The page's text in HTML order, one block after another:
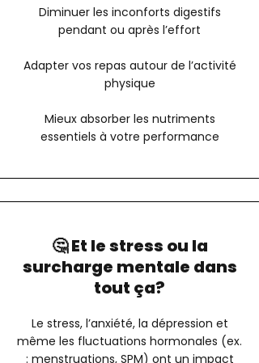
Diminuer les inconforts digestifs
pendant ou après l’effort
Adapter vos repas autour de l’activité
physique
Mieux absorber les nutriments
essentiels à votre performance
🤔 Et le stress ou la
surcharge mentale dans
tout ça?
Le stress, l’anxiété, la dépression et
même les fluctuations hormonales (ex.
: menstruations, SPM) ont un impact